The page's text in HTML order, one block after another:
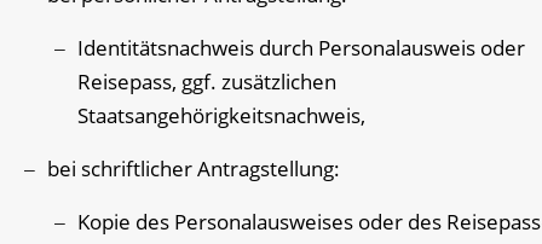
Identitätsnachweis durch Personalausweis oder
Reisepass, ggf. zusätzlichen
Staatsangehörigkeitsnachweis,
bei schriftlicher Antragstellung:
Kopie des Personalausweises oder des